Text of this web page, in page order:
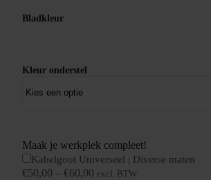
Bladkleur
Kleur onderstel
Maak je werkplek compleet!
Kabelgoot Universeel | Diverse maten
€50,00 – €60,00 excl. BTW